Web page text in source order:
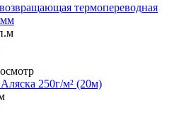
термопереводная
250г/м² (20м)